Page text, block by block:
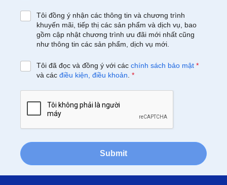
Tôi đồng ý nhận các thông tin và chương trình
khuyến mãi, tiếp thị các sản phẩm và dịch vụ, bao
gồm cập nhật chương trình ưu đãi mới nhất cũng
như thông tin các sản phẩm, dịch vụ mới.
Tôi đã đọc và đồng ý với các chính sách bảo mật *
và các điều kiện, điều khoản *
Submit